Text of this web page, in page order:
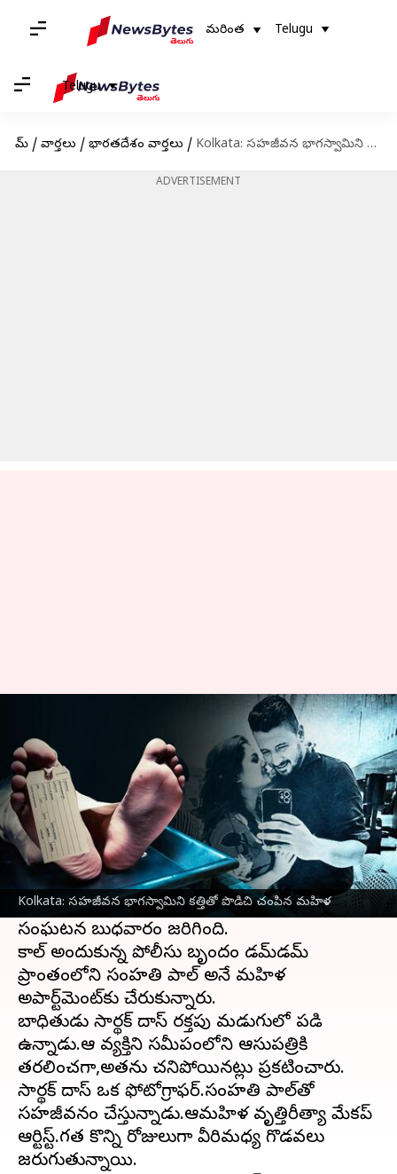
మరింత Telugu
Telugu
హోమ్ / వార్తలు / భారతదేశం వార్తలు / Kolkata: సహజీవన భాగస్వామిని కత్తితో పొడిచి చంపిన మహిళ
ADVERTISEMENT
Kolkata: సహజీవన భాగస్వామిని కత్తితో పొడిచి చంపిన మహిళ
Kolkata: సహజీవన భాగస్వామిని
కత్తితో పొడిచి చంపిన మహిళ
వ్రాసిన వారు Sirish Praharaju Mar 01, 2024 03:40 pm
ఈ వార్తాకథనం ఏంటి
కోల్‌కతాలో ఓ మహిళ తన సహజీవన భాగస్వామిని
కత్తితో పొడిచి చంపి,నేరం గురించి పోలీసులకు
తెలియజేసినట్లు పోలీసులు శుక్రవారం తెలిపారు.ఈ
సంఘటన బుధవారం జరిగింది.
కాల్ అందుకున్న పోలీసు బృందం డమ్‌డమ్
ప్రాంతంలోని సంహతి పాల్ అనే మహిళ
అపార్ట్‌మెంట్‌కు చేరుకున్నారు.
బాధితుడు సార్థక్ దాస్ రక్తపు మడుగులో పడి
ఉన్నాడు.ఆ వ్యక్తిని సమీపంలోని ఆసుపత్రికి
తరలించగా,అతను చనిపోయినట్లు ప్రకటించారు.
సార్థక్ దాస్ ఒక ఫోటోగ్రాఫర్.సంహతి పాల్‌తో
సహజీవనం చేస్తున్నాడు.ఆమహిళ వృత్తిరీత్యా మేకప్
ఆర్టిస్ట్.గత కొన్ని రోజులుగా వీరిమధ్య గొడవలు
జరుగుతున్నాయి.